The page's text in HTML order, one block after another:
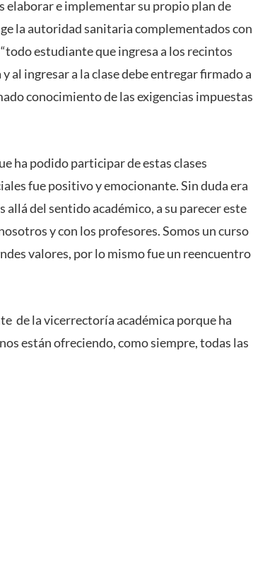
elaborar e implementar su propio plan de
la autoridad sanitaria complementados con
estudiante que ingresa a los recintos
al ingresar a la clase debe entregar firmado a
conocimiento de las exigencias impuestas
ha podido participar de estas clases
fue positivo y emocionante. Sin duda era
allá del sentido académico, a su parecer este
y con los profesores. Somos un curso
valores, por lo mismo fue un reencuentro
de la vicerrectoría académica porque ha
están ofreciendo, como siempre, todas las